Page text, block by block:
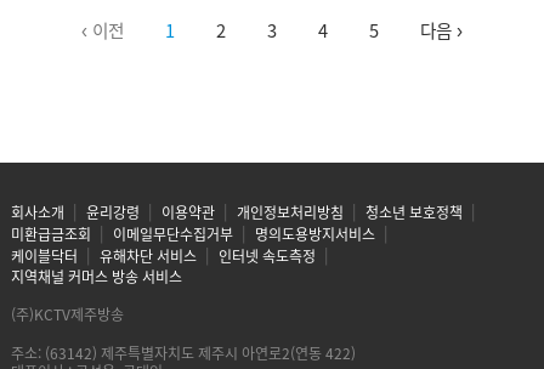
‹ 이전 1 2 3 4 5 다음 ›
회사소개 윤리강령 이용약관 개인정보처리방침
청소년 보호정책
미환급금조회
이메일무단수집거부
명의도용방지서비스
케이블닥터
유해차단 서비스
인터넷 속도측정
지역채널 커머스 방송 서비스
(주)KCTV제주방송
주소: (63142) 제주특별자치도 제주시 아연로2(연동 422)